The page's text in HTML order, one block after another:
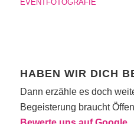
EVENTFOTOGRAFIE
HABEN WIR DICH
Dann erzähle es doch
Begeisterung braucht